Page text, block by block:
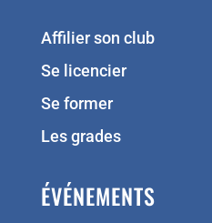
Affilier son club
Se licencier
Se former
Les grades
ÉVÉNEMENTS